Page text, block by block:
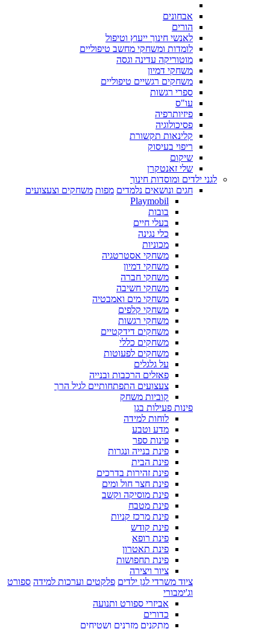
אבחונים
הורים
לאנשי חינוך ייעוץ וטיפול
לומדות ומשחקי מחשב טיפוליים
מוטוריקה עדינה וגסה
משחקי דמיון
משחקים רגשיים טיפוליים
ספרי רגשות
עו"ס
פיזיותרפיה
פסיכולוגיה
קלינאות תקשורת
ריפוי בעיסוק
שיקום
שלי זאנטקרן
לגני ילדים ומוסדות חינוך
חגים ונושאים נלמדים מפות משחקים וצעצועים
Playmobil
בובות
בעלי חיים
כלי נגינה
מכוניות
משחקי אסטרטגיה
משחקי דמיון
משחקי חברה
משחקי חשיבה
משחקי מים ואמבטיה
משחקי קלפים
משחקי רגשות
משחקים דידקטיים
משחקים כללי
משחקים לפעוטות
על גלגלים
פאזלים הרכבות ובנייה
צעצועים התפתחותיים לגיל הרך
קוביות משחק
פינות פעילות בגן
לוחות למידה
מדע וטבע
פינות ספר
פינת בנייה ונגרות
פינת הבית
פינת זהירות בדרכים
פינת חצר חול ומים
פינת מוסיקה וקשב
פינת מטבח
פינת מרכז קניות
פינת קודש
פינת רופא
פינת תאטרון
פינת תחפושות
ציור ויצירה
ציוד משרדי לגן ילדים פלקטים וערכות למידה ספורט
וג'ימבורי
אביזרי ספורט ותנועה
כדורים
מתקנים מזרנים ושטיחים